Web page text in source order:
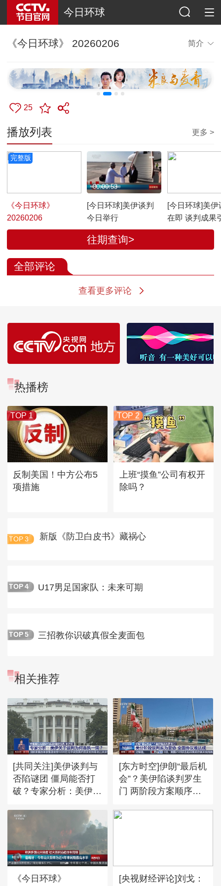
今日环球
《今日环球》 20260206 简介
25
播放列表 更多 >
完整版
《今日环球》
20260206
[今日环球]美伊谈判
今日举行
00:00:53
[今日环球]美伊
在即 谈判成果
往期查询>
全部评论
查看更多评论
热播榜
TOP 1
反制美国！中方公布5
项措施
TOP 2
上班“摸鱼”公司有权开
除吗？
TOP 3 新版《防卫白皮书》藏祸心
TOP 4 U17男足国家队：未来可期
TOP 5 三招教你识破真假全麦面包
相关推荐
[共同关注]美伊谈判与
否陷谜团 僵局能否打
破？专家分析：美伊关
[东方时空]伊朗“最后机
会”？美伊陷谈判罗生
门 两阶段方案顺序安
大？
《今日环球》
[央视财经评论]刘戈：